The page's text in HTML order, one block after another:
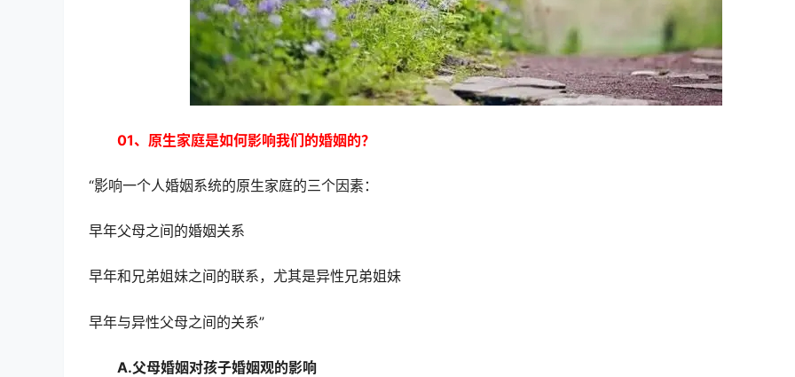
01、原生家庭是如何影响我们的婚姻的？
“影响一个人婚姻系统的原生家庭的三个因素：
早年父母之间的婚姻关系
早年和兄弟姐妹之间的联系，尤其是异性兄弟姐妹
早年与异性父母之间的关系”
A.父母婚姻对孩子婚姻观的影响